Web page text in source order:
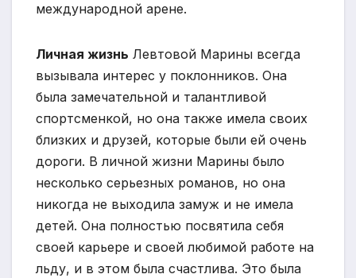
международной арене.
Личная жизнь Левтовой Марины всегда
вызывала интерес у поклонников. Она
была замечательной и талантливой
спортсменкой, но она также имела своих
близких и друзей, которые были ей очень
дороги. В личной жизни Марины было
несколько серьезных романов, но она
никогда не выходила замуж и не имела
детей. Она полностью посвятила себя
своей карьере и своей любимой работе на
льду, и в этом была счастлива. Это была